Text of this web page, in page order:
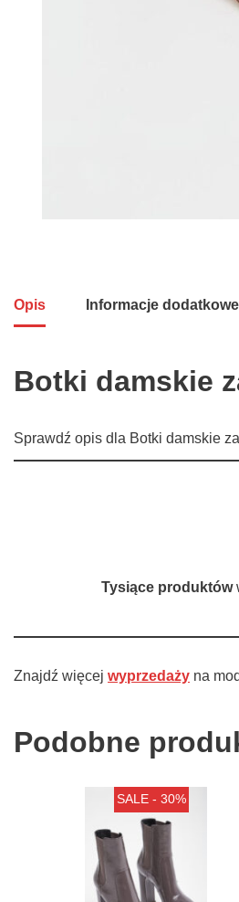
Opis Informacje dodatkowe
Botki damskie
Sprawdź opis dla Botki damskie
Tysiące produktów
Znajdź więcej wyprzedaży na
Podobne
SALE - 30%